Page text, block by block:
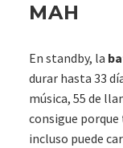
MAH
En standby, la
durar hasta 33
música, 55 de
consigue porque
incluso puede